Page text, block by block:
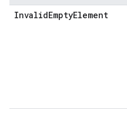
InvalidEmptyElement